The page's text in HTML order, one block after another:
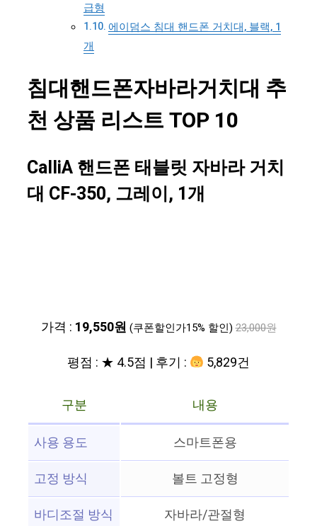
급형
에이덤스 침대 핸드폰 거치대, 블랙, 1
개
침대핸드폰자바라거치대 추
천 상품 리스트 TOP 10
CalliA 핸드폰 태블릿 자바라 거치
대 CF-350, 그레이, 1개
가격 : 19,550원 (쿠폰할인가15% 할인) 23,000원
평점 : ★ 4.5점 | 후기 : 5,829건
구분
내용
사용 용도
스마트폰용
고정 방식
볼트 고정형
바디조절 방식
자바라/관절형